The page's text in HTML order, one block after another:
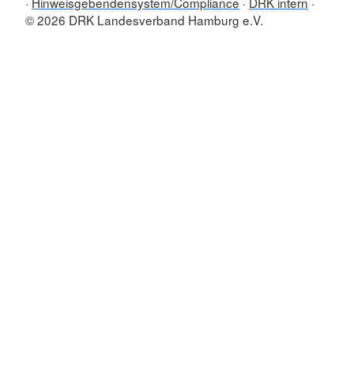
© 2026 DRK Landesverband Hamburg e.V.